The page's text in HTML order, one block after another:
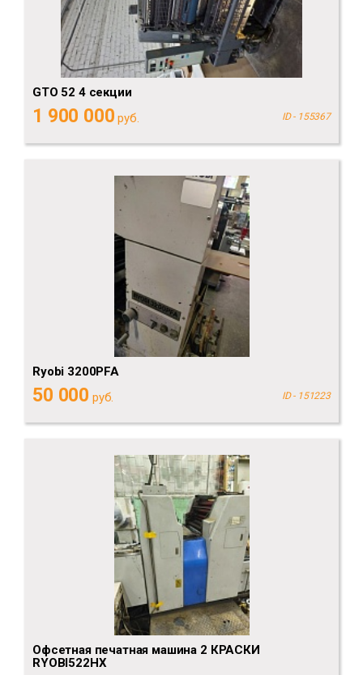
GTO 52 4 секции
1 900 000 руб. ID - 155367
Ryobi 3200PFA
50 000 руб. ID - 151223
Офсетная печатная машина 2 КРАСКИ
RYOBI522HX